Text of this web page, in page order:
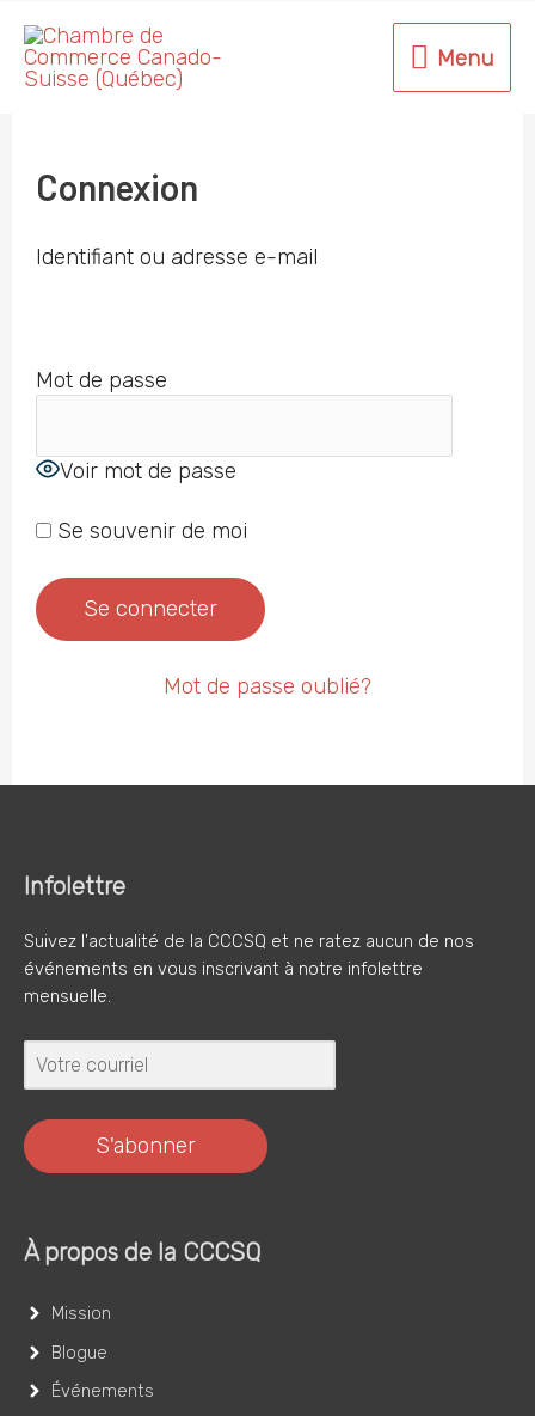
contenu
Menu
Menu
Connexion
Identifiant ou adresse e-mail
Mot de passe
Voir mot de passe
Se souvenir de moi
Mot de passe oublié?
Infolettre
Suivez l'actualité de la CCCSQ et ne ratez aucun de nos
événements en vous inscrivant à notre infolettre
mensuelle.
S'abonner
À propos de la CCCSQ
Mission
Blogue
Événements